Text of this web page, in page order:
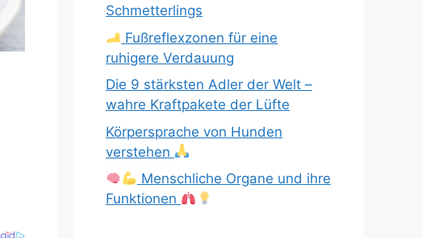
Schmetterlings
Fußreflexzonen für eine
ruhigere Verdauung
Die 9 stärksten Adler der Welt –
wahre Kraftpakete der Lüfte
Körpersprache von Hunden
verstehen
Menschliche Organe und ihre
Funktionen